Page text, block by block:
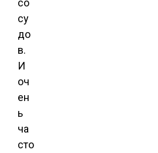
су
до
в.
И
оч
ен
ь
ча
сто